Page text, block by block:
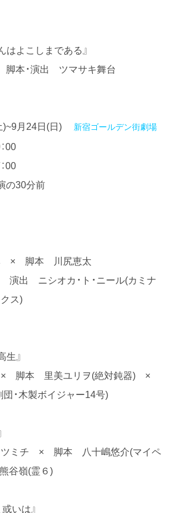
はよこしまである』
本・演出 ツマサキ舞台
)~9月24日(日)
新宿ゴールデン街劇場
00
00
の30分前
× 脚本 川尻恵太
出 ニシオカ・ト・ニール(カミナ
ス)
生』
脚本 里美ユリヲ(絶対鈍器) ×
・木製ボイジャー14号)
ミチ × 脚本 八十嶋悠介(マイペ
嶺(霊６)
いは』